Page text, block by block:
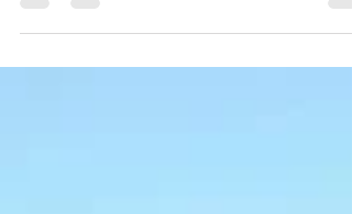
musicale avec la tournée "Ça, c’est le Sud »
sur la Place de Gaulle. Mardi 11 août à 21h
Place de Gaulle Entrée gratuite Venez